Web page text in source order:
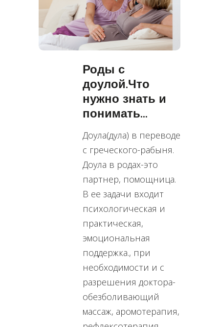
Роды с
доулой.Что
нужно знать и
понимать…
Доула(дула) в переводе
с греческого-рабыня.
Доула в родах-это
партнер, помощница.
В ее задачи входит
психологическая и
практическая,
эмоциональная
поддержка., при
необходимости и с
разрешения доктора-
обезболивающий
массаж, аромотерапия,